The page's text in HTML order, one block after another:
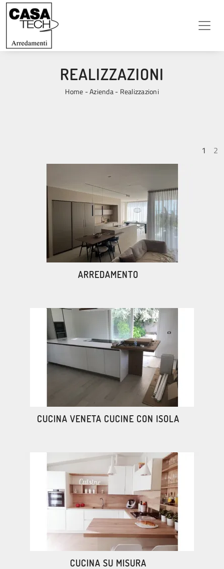
REALIZZAZIONI
Home -Azienda - Realizzazioni
1 2
ARREDAMENTO
CUCINA VENETA CUCINE CON ISOLA
CUCINA SU MISURA